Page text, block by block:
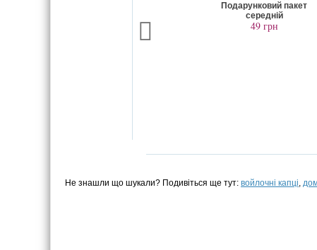
Подарунковий пакет
середній
49 грн
Не знашли що шукали? Подивіться ще тут: войлочні капці,